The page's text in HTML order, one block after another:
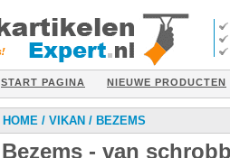
START PAGINA NIEUWE PRODUCTEN
HOME / VIKAN / BEZEMS
Bezems - van